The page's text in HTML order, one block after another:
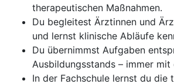
therapeutischen Maßnahmen.
Du begleitest Ärztinnen und
und lernst klinische Abläufe
Du übernimmst Aufgaben
Ausbildungsstands – immer mit
In der Fachschule lernst du die